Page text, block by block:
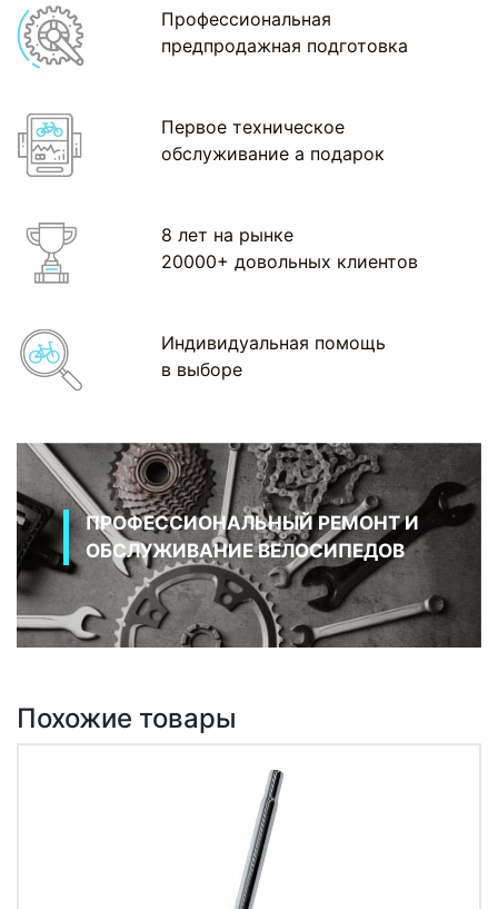
Профессиональная
предпродажная подготовка
Первое техническое
обслуживание а подарок
8 лет на рынке
20000+ довольных клиентов
Индивидуальная помощь
в выборе
ПРОФЕССИОНАЛЬНЫЙ РЕМОНТ И
ОБСЛУЖИВАНИЕ ВЕЛОСИПЕДОВ
Похожие товары